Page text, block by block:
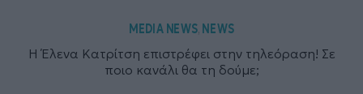
MEDIA NEWS,NEWS
Η Έλενα Κατρίτση επιστρέφει στην τηλεόραση! Σε
ποιο κανάλι θα τη δούμε;